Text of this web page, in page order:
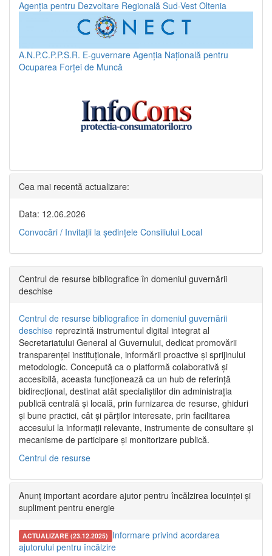
Agenția pentru Dezvoltare Regională Sud-Vest Oltenia
A.N.P.C.P.P.S.R. E-guvernare Agenția Națională pentru
Ocuparea Forței de Muncă
Cea mai recentă actualizare:
Data: 12.06.2026
Convocări / Invitaţii la şedinţele Consiliului Local
Centrul de resurse bibliografice în domeniul guvernării
deschise
Centrul de resurse bibliografice în domeniul guvernării
deschise reprezintă instrumentul digital integrat al
Secretariatului General al Guvernului, dedicat promovării
transparenței instituționale, informării proactive și sprijinului
metodologic. Concepută ca o platformă colaborativă și
accesibilă, aceasta funcționează ca un hub de referință
bidirecțional, destinat atât specialiștilor din administrația
publică centrală și locală, prin furnizarea de resurse, ghiduri
și bune practici, cât și părților interesate, prin facilitarea
accesului la informații relevante, instrumente de consultare și
mecanisme de participare și monitorizare publică.
Centrul de resurse
Anunț important acordare ajutor pentru încălzirea locuinței și
supliment pentru energie
ACTUALIZARE (23.12.2025) Informare privind acordarea
ajutorului pentru încălzire